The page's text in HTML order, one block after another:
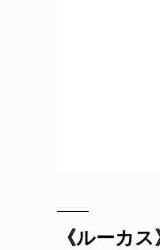
《ルーカ